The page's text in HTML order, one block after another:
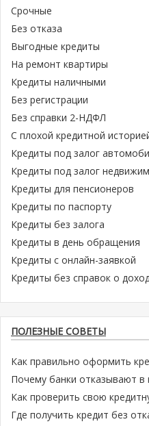
Срочные
Без отказа
Выгодные кредиты
На ремонт квартиры
Кредиты наличными
Без регистрации
Без справки 2-НДФЛ
С плохой кредитной
Кредиты под залог
Кредиты под залог
Кредиты для пенсионеров
Кредиты по паспорту
Кредиты без залога
Кредиты в день обращения
Кредиты с онлайн-заявкой
Кредиты без справок о
ПОЛЕЗНЫЕ СОВЕТЫ
Как правильно оформить
Почему банки отказывают в
Как проверить свою
Где получить кредит без